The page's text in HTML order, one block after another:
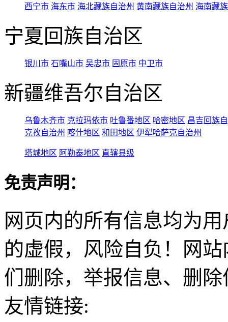
西宁市 海东市 海北藏族自治州 黄南藏族自治州 海南藏
宁夏回族自治区
银川市 石嘴山市 吴忠市 固原市 中卫市
新疆维吾尔自治区
乌鲁木齐市 克拉玛依市 吐鲁番地区 哈密地区 昌吉回族
克孜自治州 喀什地区 和田地区 伊犁哈萨克自治州
塔城地区 阿勒泰地区 直辖县级
免责声明：
网页内的所有信息均为
的虚假，风险自负！网
们删除，举报信息、删
友情链接: